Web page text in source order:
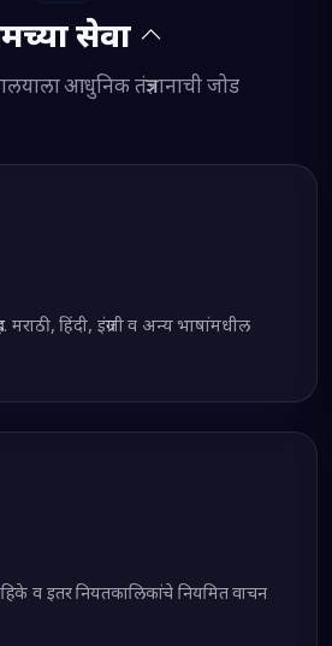
सेवा
आधुनिक तंत्रज्ञानाची जोड
मराठी, हिंदी, इंग्रजी व अन्य भाषांमधील
व इतर नियतकालिकांचे नियमित वाचन